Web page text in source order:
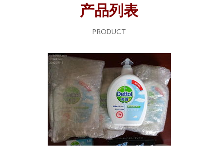
产品列表
PRODUCT